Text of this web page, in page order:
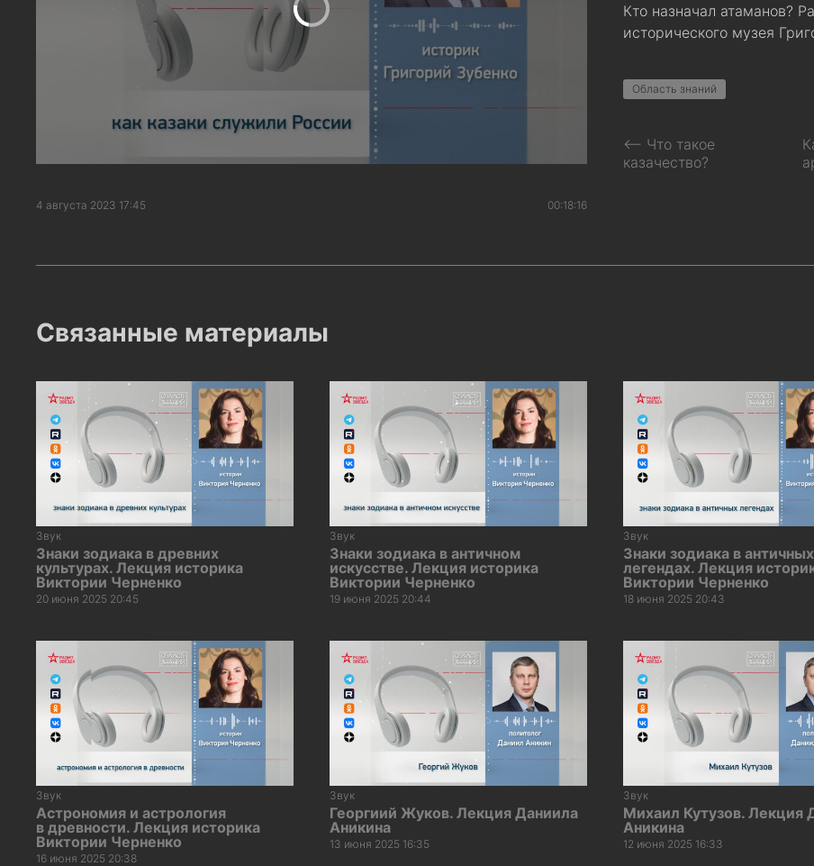
4 августа 2023 17:45 00:18:16
Кто назначал атаманов?
исторического музея
Область знаний
⟵ Что такое
казачество?
Связанные материалы
Звук
Знаки зодиака в древних
культурах. Лекция историка
Виктории Черненко
20 июня 2025 20:45
Звук
Знаки зодиака в античном
искусстве. Лекция историка
Виктории Черненко
19 июня 2025 20:44
Звук
Знаки зодиака в античных
легендах. Лекция
Виктории Черненко
18 июня 2025 20:43
Звук
Астрономия и астрология
в древности. Лекция историка
Виктории Черненко
16 июня 2025 20:38
Звук
Георгиий Жуков. Лекция Даниила
Аникина
13 июня 2025 16:35
Звук
Михаил Кутузов. Лекция
Аникина
12 июня 2025 16:33